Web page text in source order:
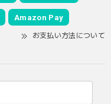
Amazon Pay
お支払い方法について